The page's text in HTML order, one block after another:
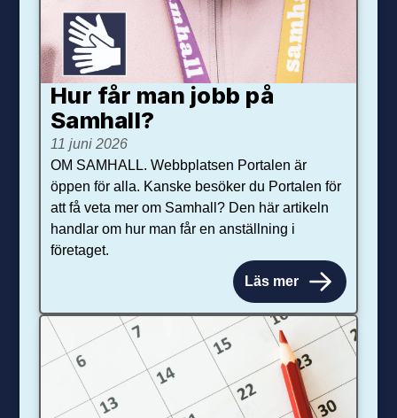
Hur får man jobb på
Samhall?
11 juni 2026
OM SAMHALL. Webbplatsen Portalen är
öppen för alla. Kanske besöker du Portalen för
att få veta mer om Samhall? Den här artikeln
handlar om hur man får en anställning i
företaget.
Läs mer